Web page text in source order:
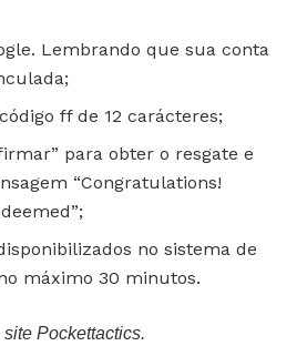
Lembrando que sua conta
ff de 12 carácteres;
para obter o resgate e
“Congratulations!
no sistema de
máximo 30 minutos.
Pockettactics.